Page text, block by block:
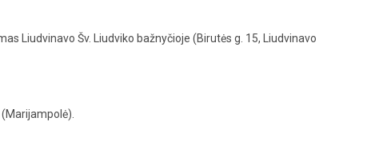
Liudvinavo Šv. Liudviko bažnyčioje (Birutės g. 15, Liudvinavo